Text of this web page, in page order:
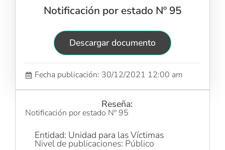
Notificación por estado Nº 95
Descargar documento
Fecha publicación: 30/12/2021 12:00 am
Reseña:
Notificación por estado Nº 95
Entidad: Unidad para las Víctimas
Nivel de publicaciones: Público